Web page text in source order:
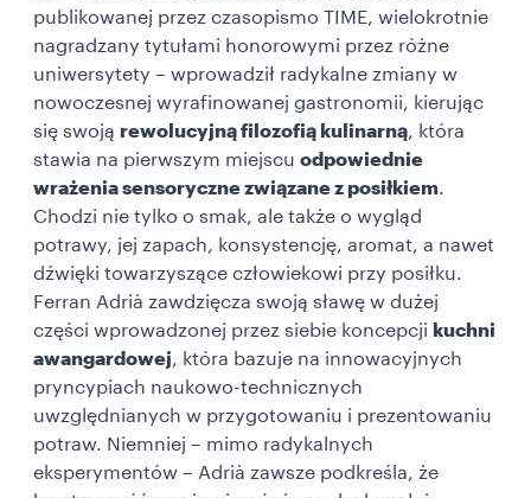
publikowanej przez czasopismo TIME, wielokrotnie
nagradzany tytułami honorowymi przez różne
uniwersytety – wprowadził radykalne zmiany w
nowoczesnej wyrafinowanej gastronomii, kierując
się swoją rewolucyjną filozofią kulinarną, która
stawia na pierwszym miejscu odpowiednie
wrażenia sensoryczne związane z posiłkiem.
Chodzi nie tylko o smak, ale także o wygląd
potrawy, jej zapach, konsystencję, aromat, a nawet
dźwięki towarzyszące człowiekowi przy posiłku.
Ferran Adrià zawdzięcza swoją sławę w dużej
części wprowadzonej przez siebie koncepcji kuchni
awangardowej, która bazuje na innowacyjnych
pryncypiach naukowo-technicznych
uwzględnianych w przygotowaniu i prezentowaniu
potraw. Niemniej – mimo radykalnych
eksperymentów – Adrià zawsze podkreśla, że